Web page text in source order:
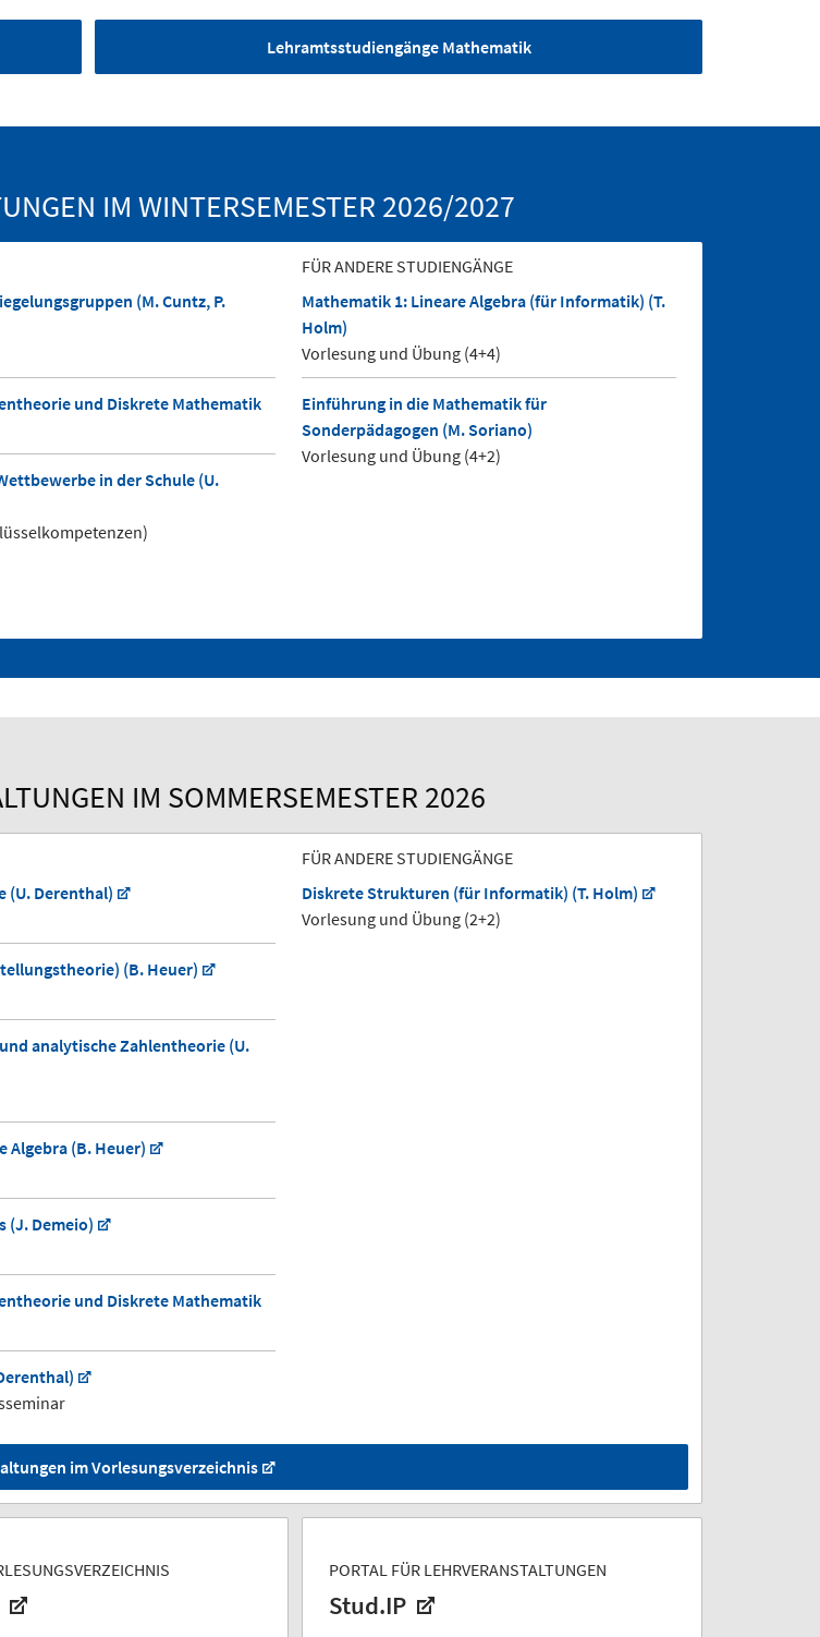
Lehramtsstudiengänge Mathematik
IM WINTERSEMESTER 2026/2027
(M. Cuntz, P.
und Diskrete Mathematik
in der Schule (U.
FÜR ANDERE STUDIENGÄNGE
Mathematik 1: Lineare Algebra (für Informatik) (T.
Holm)
Vorlesung und Übung (4+4)
Einführung in die Mathematik für
Sonderpädagogen (M. Soriano)
Vorlesung und Übung (4+2)
IM SOMMERSEMESTER 2026
(U. Derenthal)
(B. Heuer)
analytische Zahlentheorie (U.
Algebra (B. Heuer)
(J. Demeio)
und Diskrete Mathematik
FÜR ANDERE STUDIENGÄNGE
Diskrete Strukturen (für Informatik) (T. Holm)
Vorlesung und Übung (2+2)
im Vorlesungsverzeichnis
PORTAL FÜR LEHRVERANSTALTUNGEN
Stud.IP